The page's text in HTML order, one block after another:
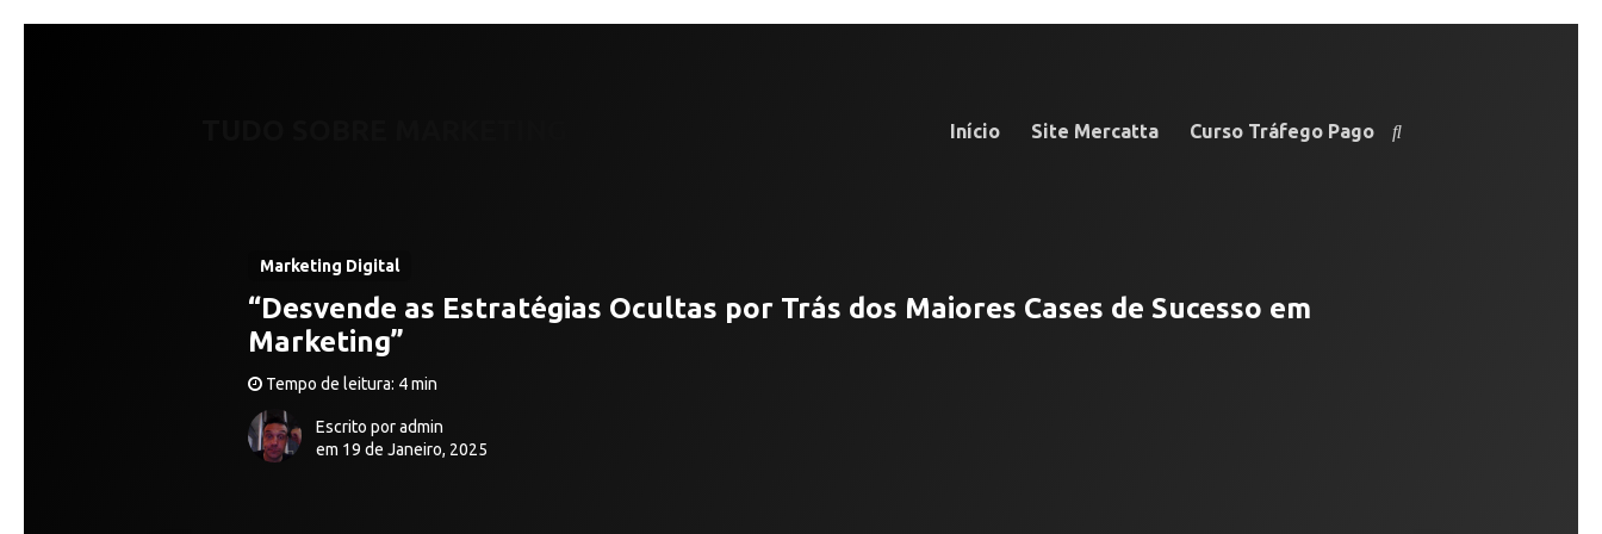
Início Site Mercatta Curso Tráfego Pago
Marketing Digital
“Desvende as Estratégias Ocultas por Trás dos Maiores Cases de Sucesso em
Marketing”
Tempo de leitura: 4 min
Escrito por admin
em 19 de Janeiro, 2025